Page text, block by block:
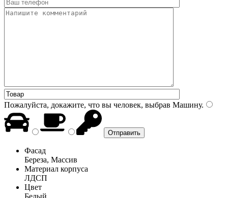
Пожалуйста, докажите, что вы человек, выбрав Машину.
Фасад
Береза, Массив
Материал корпуса
ЛДСП
Цвет
Белый